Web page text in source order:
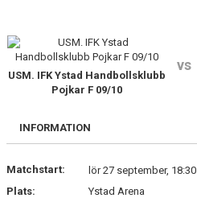
USM. IFK Ystad Handbollsklubb
Pojkar F 09/10
vs
INFORMATION
Matchstart:
lör 27 september, 18:30
Plats:
Ystad Arena